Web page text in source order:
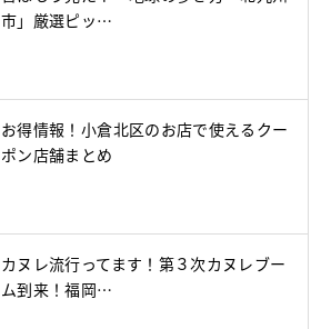
市」厳選ピッ…
お得情報！小倉北区のお店で使えるクー
ポン店舗まとめ
カヌレ流行ってます！第３次カヌレブー
ム到来！福岡…